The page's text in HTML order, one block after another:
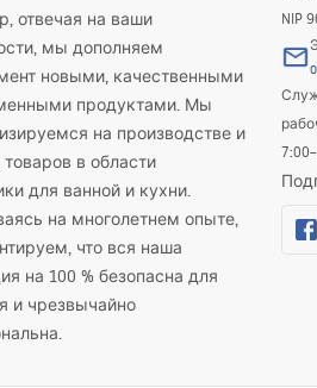
отвечая на ваши
мы дополняем
новыми, качественными
продуктами. Мы
на производстве и
в области
для ванной и кухни.
на многолетнем опыте,
что вся наша
на 100 % безопасна для
и чрезвычайно
NIP